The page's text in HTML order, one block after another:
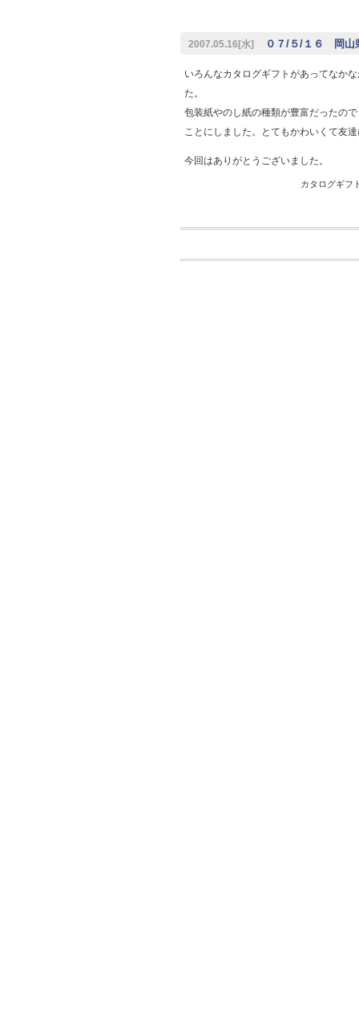
2007.05.16[水] ０７/５/１６ 岡
いろんなカタログギフトがあってなか
た。
包装紙やのし紙の種類が豊富だったの
ことにしました。とてもかわいくて友達
今回はありがとうございました。
カタログギフ